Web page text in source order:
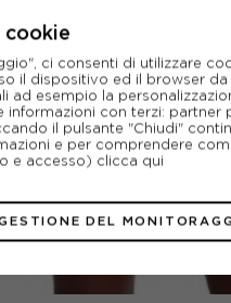
ci consenti di utilizzare
il dispositivo ed il browser
ad esempio la
con terzi: partner
il pulsante "Chiudi"
e per comprendere
e accesso) clicca qui
DEL